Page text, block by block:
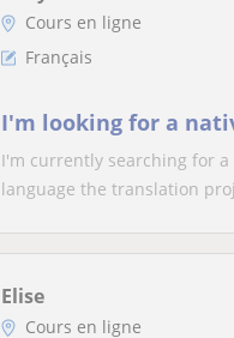
Cours en ligne
Français
I'm looking for a
I'm currently searching for
language the translation
Elise
Cours en ligne